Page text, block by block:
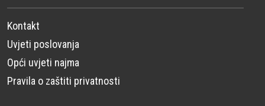
Kontakt
Uvjeti poslovanja
Opći uvjeti najma
Pravila o zaštiti privatnosti